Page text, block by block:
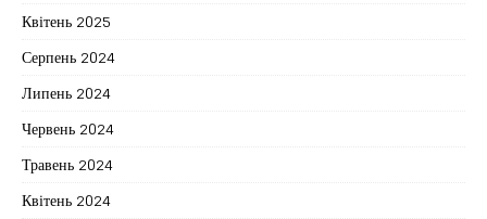
Квітень 2025
Серпень 2024
Липень 2024
Червень 2024
Травень 2024
Квітень 2024